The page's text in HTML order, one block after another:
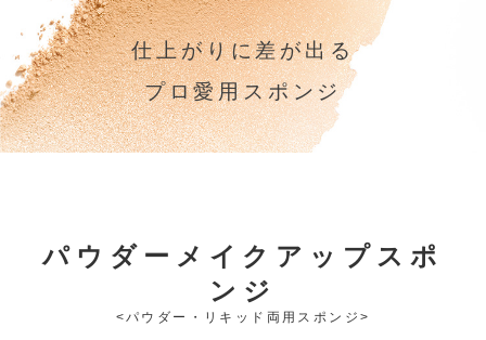
仕上がりに差が出る
プロ愛用スポンジ
パウダーメイクアップスポ
ンジ
<パウダー・リキッド両用スポンジ>